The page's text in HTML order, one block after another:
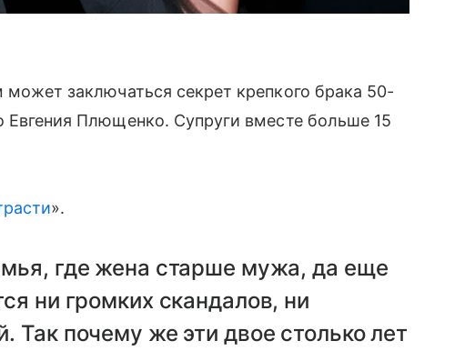
заключаться секрет крепкого брака 50-
Евгения Плющенко. Супруги вместе больше 15
».
где жена старше мужа, да еще
ни громких скандалов, ни
Так почему же эти двое столько лет